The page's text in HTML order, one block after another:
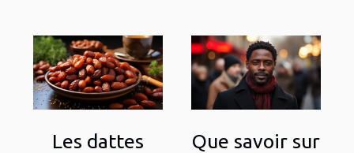
Les dattes
Que savoir sur